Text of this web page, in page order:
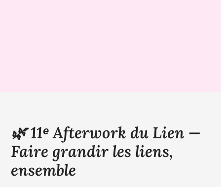
🌿 11ᵉ Afterwork du Lien —
Faire grandir les liens,
ensemble